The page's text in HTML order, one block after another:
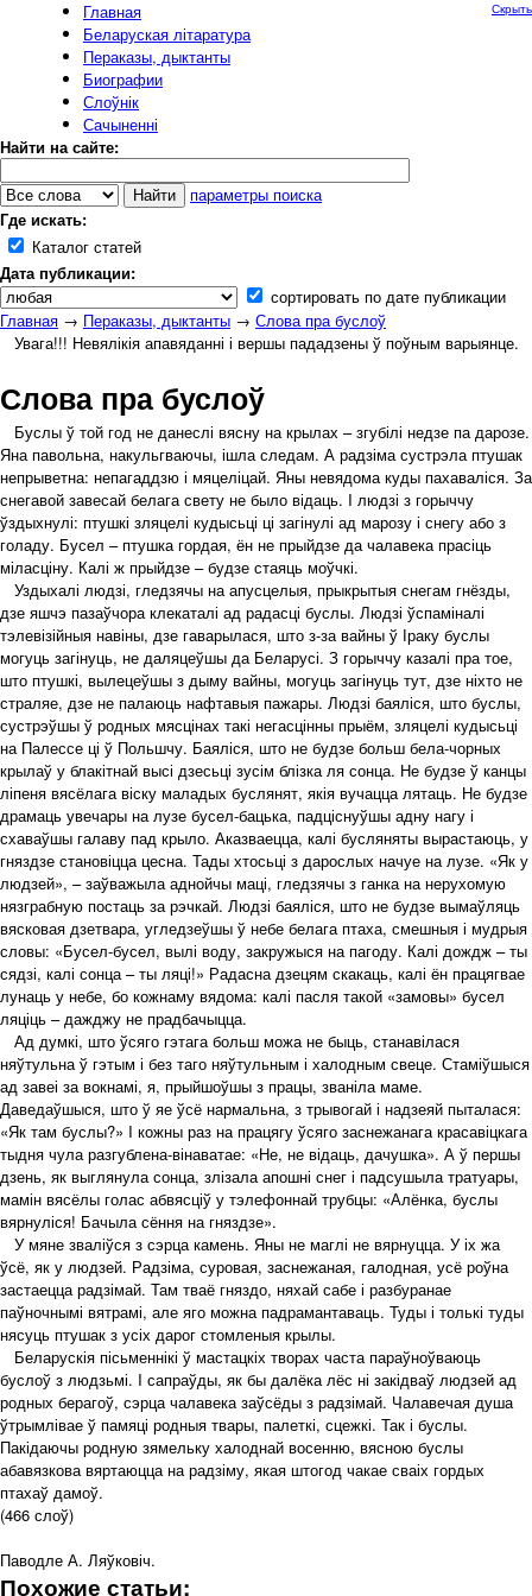
Главная
Беларуская літаратура
Пераказы, дыктанты
Биографии
Слоўнік
Сачыненні
Найти на сайте:
параметры поиска
Где искать:
Каталог статей
Дата публикации:
сортировать по дате публикации
Скрыть
Главная → Пераказы, дыктанты → Слова пра буслоў
Увага!!! Невялікія апавяданні і вершы пададзены ў поўным варыянце.
Слова пра буслоў
Буслы ў той год не данеслі вясну на крылах – згубілі недзе па дарозе.
Яна павольна, накульгваючы, ішла следам. А радзіма сустрэла птушак
непрыветна: непагаддзю і мяцеліцай. Яны невядома куды пахаваліся. За
снегавой завесай белага свету не было відаць. I людзі з горыччу
ўздыхнулі: птушкі зляцелі кудысьці ці загінулі ад марозу і снегу або з
голаду. Бусел – птушка гордая, ён не прыйдзе да чалавека прасіць
міласціну. Калі ж прыйдзе – будзе стаяць моўчкі.
Уздыхалі людзі, гледзячы на апусцелыя, прыкрытыя снегам гнёзды,
дзе яшчэ пазаўчора клекаталі ад радасці буслы. Людзі ўспаміналі
тэлевізійныя навіны, дзе гаварылася, што з-за вайны ў Іраку буслы
могуць загінуць, не даляцеўшы да Беларусі. З горыччу казалі пра тое,
што птушкі, вылецеўшы з дыму вайны, могуць загінуць тут, дзе ніхто не
страляе, дзе не палаюць нафтавыя пажары. Людзі баяліся, што буслы,
сустрэўшы ў родных мясцінах такі негасцінны прыём, зляцелі кудысьці
на Палессе ці ў Польшчу. Баяліся, што не будзе больш бела-чорных
крылаў у блакітнай высі дзесьці зусім блізка ля сонца. Не будзе ў канцы
ліпеня вясёлага віску маладых буслянят, якія вучацца лятаць. Не будзе
драмаць увечары на лузе бусел-бацька, падціснуўшы адну нагу і
схаваўшы галаву пад крыло. Аказваецца, калі бусляняты вырастаюць, у
гняздзе становіцца цесна. Тады хтосьці з дарослых начуе на лузе. «Як у
людзей», – заўважыла аднойчы маці, гледзячы з ганка на нерухомую
нязграбную постаць за рэчкай. Людзі баяліся, што не будзе вымаўляць
вясковая дзетвара, угледзеўшы ў небе белага птаха, смешныя і мудрыя
словы: «Бусел-бусел, вылі воду, закружыся на пагоду. Калі дождж – ты
сядзі, калі сонца – ты ляці!» Радасна дзецям скакаць, калі ён працягвае
лунаць у небе, бо кожнаму вядома: калі пасля такой «замовы» бусел
ляціць – дажджу не прадбачыцца.
Ад думкі, што ўсяго гэтага больш можа не быць, станавілася
няўтульна ў гэтым і без таго няўтульным і халодным свеце. Стаміўшыся
ад завеі за вокнамі, я, прыйшоўшы з працы, званіла маме.
Даведаўшыся, што ў яе ўсё нармальна, з трывогай і надзеяй пыталася:
«Як там буслы?» I кожны раз на працягу ўсяго заснежанага красавіцкага
тыдня чула разгублена-вінаватае: «Не, не відаць, дачушка». А ў першы
дзень, як выглянула сонца, злізала апошні снег і падсушыла тратуары,
мамін вясёлы голас абвясціў у тэлефоннай трубцы: «Алёнка, буслы
вярнуліся! Бачыла сёння на гняздзе».
У мяне зваліўся з сэрца камень. Яны не маглі не вярнуцца. У іх жа
ўсё, як у людзей. Радзіма, суровая, заснежаная, галодная, усё роўна
застаецца радзімай. Там тваё гняздо, няхай сабе і разбуранае
паўночнымі вятрамі, але яго можна падрамантаваць. Туды і толькі туды
нясуць птушак з усіх дарог стомленыя крылы.
Беларускія пісьменнікі ў мастацкіх творах часта параўноўваюць
буслоў з людзьмі. I сапраўды, як бы далёка лёс ні закідваў людзей ад
родных берагоў, сэрца чалавека заўсёды з радзімай. Чалавечая душа
ўтрымлівае ў памяці родныя твары, палеткі, сцежкі. Так і буслы.
Пакідаючы родную зямельку халоднай восенню, вясною буслы
абавязкова вяртаюцца на радзіму, якая штогод чакае сваіх гордых
птахаў дамоў.
(466 слоў)
Паводле А. Ляўковіч.
Похожие статьи: